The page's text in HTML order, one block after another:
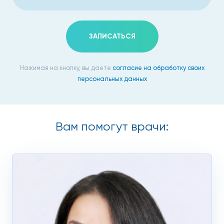
заболеваний, рекомендуется регулярно, хотя бы 1 раз в
год, проходить профилактический осмотр и УЗИ яичников.
Данный метод исследования позволяет предупредить
развитие болезней и начать лечение на ранних стадиях.
Трансвагинальный
Специальный высокочувствительный датчик вводится
внутрь влагалища и просвечивает все внутренние органы.
Этот метод УЗИ является информативным и
безболезненным.
ЗАПИСАТЬСЯ
Нажимая на кнопку, вы даете согласие на обработку своих
персональных данных
Вам помогут врачи: